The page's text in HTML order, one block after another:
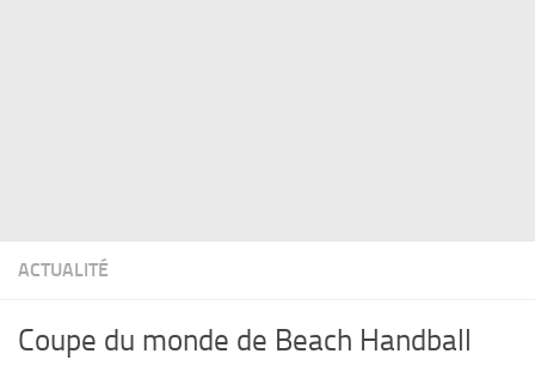
ACTUALITÉ
Coupe du monde de Beach Handball